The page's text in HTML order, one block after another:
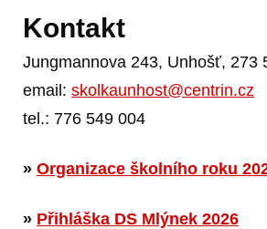
Kontakt
Jungmannova 243, Unhošť, 273
email: skolkaunhost@centrin.cz
tel.: 776 549 004
» Organizace školního roku
» Přihláška DS Mlýnek 2026